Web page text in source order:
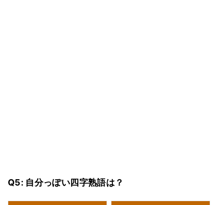
Q5: 自分っぽい四字熟語は？